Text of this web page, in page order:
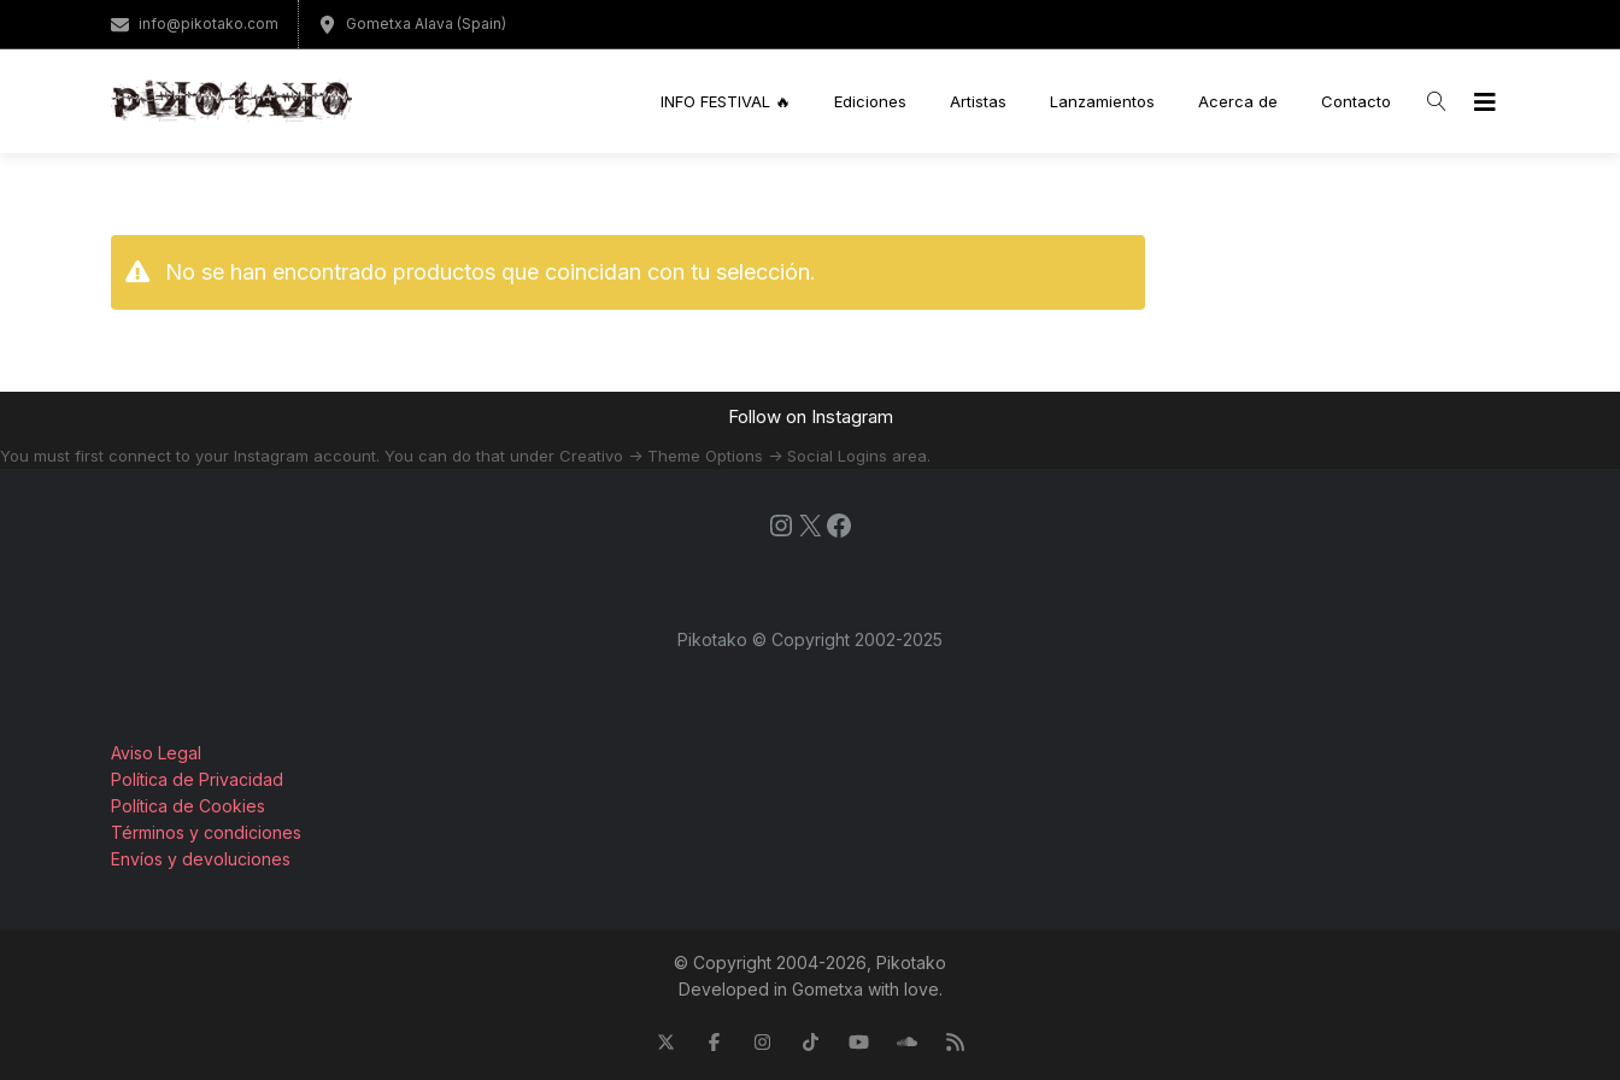
info@pikotako.com Gometxa Alava (Spain)
INFO FESTIVAL 🔥 Ediciones Artistas Lanzamientos Acerca de Contacto
No se han encontrado productos que coincidan con tu selección.
Follow on Instagram
You must first connect to your Instagram account. You can do that under Creativo -> Theme Options -> Social Logins area.
Instagram
X Facebook
Pikotako © Copyright 2002-2025
Aviso Legal
Política de Privacidad
Política de Cookies
Términos y condiciones
Envíos y devoluciones
© Copyright 2004-2026, Pikotako
Developed in Gometxa with love.